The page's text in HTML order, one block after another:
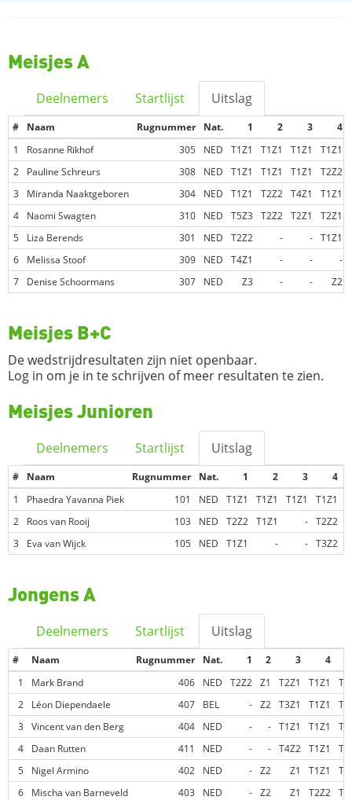
Meisjes A
Deelnemers Startlijst Uitslag
# Naam Rugnummer Nat. 1 2 3
4
1
Rosanne Rikhof 305 NED T1Z1 T1Z1 T1Z1 T1Z1
2
Pauline Schreurs 308 NED T1Z1 T1Z1 T1Z1 T2Z2
3
Miranda Naaktgeboren 304 NED T1Z1 T2Z2 T4Z1
T1Z1
4
Naomi Swagten 310 NED T5Z3 T2Z2 T2Z1
T2Z1
5
Liza Berends 301 NED T2Z2 - - T1Z1
6
Melissa Stoof 309 NED T4Z1 - -
-
7
Denise Schoormans 307 NED Z3 - - Z2
Meisjes B+C
De wedstrijdresultaten zijn niet openbaar.
Log in om je in te schrijven of meer resultaten te zien.
Meisjes Junioren
Deelnemers Startlijst Uitslag
# Naam Rugnummer Nat. 1 2 3
4
1
Phaedra Yavanna Piek 101 NED T1Z1 T1Z1 T1Z1 T1Z1
2
Roos van Rooij 103 NED T2Z2 T1Z1 - T2Z2
3
Eva van Wijck 105 NED T1Z1 - - T3Z2
Jongens A
Deelnemers Startlijst Uitslag
# Naam Rugnummer Nat. 1 2 3
4
1
Mark Brand 406 NED T2Z2 Z1 T2Z1 T1Z1
2
Léon Diependaele 407 BEL - Z2 T3Z1 T1Z1
3
Vincent van den Berg 404 NED - - T1Z1 T1Z1
4
Daan Rutten 411 NED - - T4Z2 T1Z1
5
Nigel Armino 402 NED - Z2 Z1 T1Z1
6
Mischa van Barneveld 403 NED - Z2 Z1 T2Z2